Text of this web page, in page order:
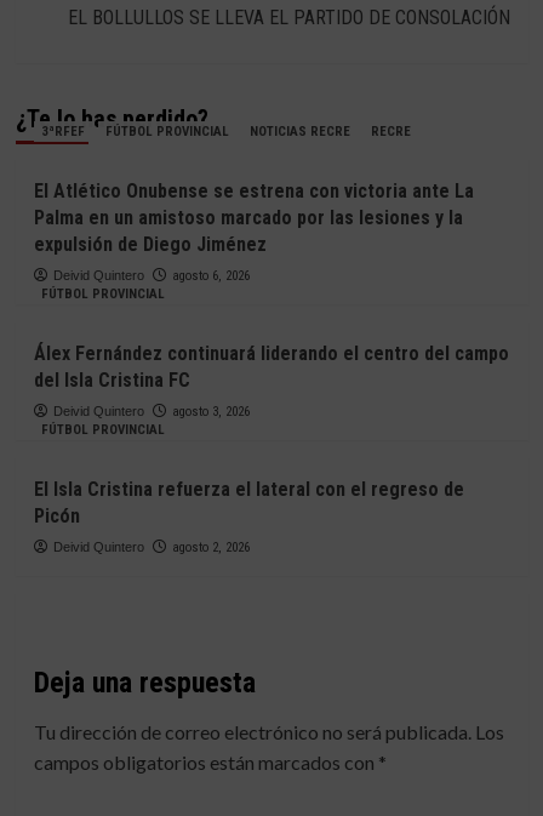
EL BOLLULLOS SE LLEVA EL PARTIDO DE CONSOLACIÓN
¿Te lo has perdido?
3ªRFEF FÚTBOL PROVINCIAL NOTICIAS RECRE RECRE
El Atlético Onubense se estrena con victoria ante La
Palma en un amistoso marcado por las lesiones y la
expulsión de Diego Jiménez
Deivid Quintero
agosto 6, 2026
FÚTBOL PROVINCIAL
Álex Fernández continuará liderando el centro del campo
del Isla Cristina FC
Deivid Quintero
agosto 3, 2026
FÚTBOL PROVINCIAL
El Isla Cristina refuerza el lateral con el regreso de
Picón
Deivid Quintero agosto 2, 2026
Deja una respuesta
Tu dirección de correo electrónico no será publicada. Los
campos obligatorios están marcados con *